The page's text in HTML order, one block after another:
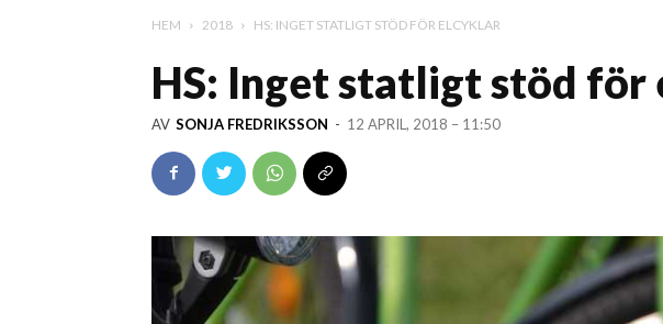
HEM 2018 HS: INGET STATLIGT STÖD FÖR ELCYKLAR
HS: Inget statligt stöd för
AV SONJA FREDRIKSSON - 12 APRIL, 2018 – 11:50